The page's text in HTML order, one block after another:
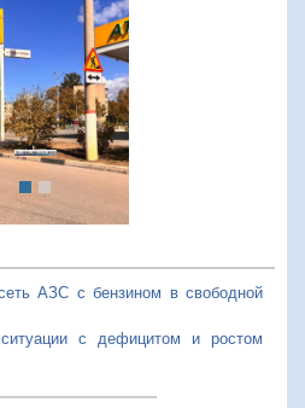
АЗС с бензином в свободной
с дефицитом и ростом